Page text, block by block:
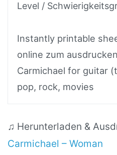
Level /
Instantly printable
online zum
Carmichael for guitar
pop, rock, movies
♫ Herunterladen &
Carmichael – Woman